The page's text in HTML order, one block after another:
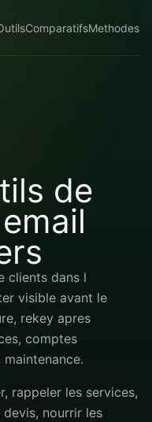
ComparatifsMethodes
de
clients dans l
visible avant le
rekey apres
comptes
rappeler les services,
nourrir les